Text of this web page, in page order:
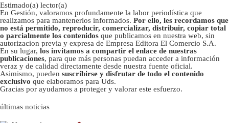
Estimado(a) lector(a)
En Gestión, valoramos profundamente la labor periodística que
realizamos para mantenerlos informados. Por ello, les recordamos que
no está permitido, reproducir, comercializar, distribuir, copiar total
o parcialmente los contenidos que publicamos en nuestra web, sin
autorizacion previa y expresa de Empresa Editora El Comercio S.A.
En su lugar, los invitamos a compartir el enlace de nuestras
publicaciones, para que más personas puedan acceder a información
veraz y de calidad directamente desde nuestra fuente oficial.
Asimismo, pueden suscribirse y disfrutar de todo el contenido
exclusivo que elaboramos para Uds.
Gracias por ayudarnos a proteger y valorar este esfuerzo.
últimas noticias